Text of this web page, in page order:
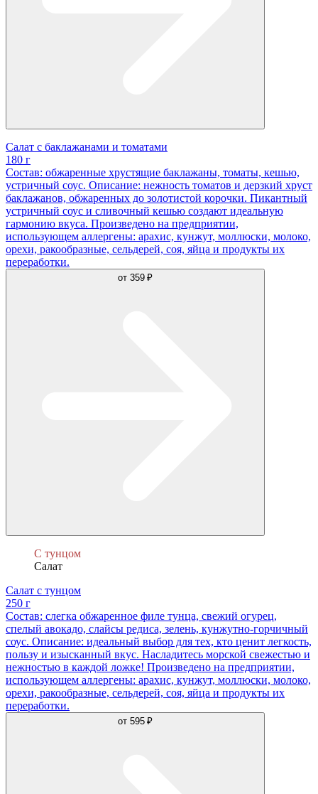
Салат с баклажанами и томатами
180 г
Состав: обжаренные хрустящие баклажаны, томаты, кешью,
устричный соус. Описание: нежность томатов и дерзкий хруст
баклажанов, обжаренных до золотистой корочки. Пикантный
устричный соус и сливочный кешью создают идеальную
гармонию вкуса. Произведено на предприятии,
использующем аллергены: арахис, кунжут, моллюски, молоко,
орехи, ракообразные, сельдерей, соя, яйца и продукты их
переработки.
от 359 ₽
С тунцом
Салат
Салат с тунцом
250 г
Состав: слегка обжаренное филе тунца, свежий огурец,
спелый авокадо, слайсы редиса, зелень, кунжутно-горчичный
соус. Описание: идеальный выбор для тех, кто ценит легкость,
пользу и изысканный вкус. Насладитесь морской свежестью и
нежностью в каждой ложке! Произведено на предприятии,
использующем аллергены: арахис, кунжут, моллюски, молоко,
орехи, ракообразные, сельдерей, соя, яйца и продукты их
переработки.
от 595 ₽